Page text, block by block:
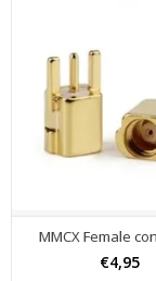
MMCX Female
€4,95